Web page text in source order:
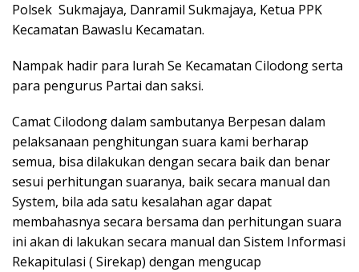
Polsek Sukmajaya, Danramil Sukmajaya, Ketua PPK
Kecamatan Bawaslu Kecamatan.
Nampak hadir para lurah Se Kecamatan Cilodong serta
para pengurus Partai dan saksi.
Camat Cilodong dalam sambutanya Berpesan dalam
pelaksanaan penghitungan suara kami berharap
semua, bisa dilakukan dengan secara baik dan benar
sesui perhitungan suaranya, baik secara manual dan
System, bila ada satu kesalahan agar dapat
membahasnya secara bersama dan perhitungan suara
ini akan di lakukan secara manual dan Sistem Informasi
Rekapitulasi ( Sirekap) dengan mengucap